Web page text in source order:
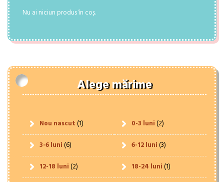
Nu ai niciun produs în coș.
Alege mărime
Nou nascut(1) 0-3 luni(2)
3-6 luni(6) 6-12 luni(3)
12-18 luni(2) 18-24 luni(1)